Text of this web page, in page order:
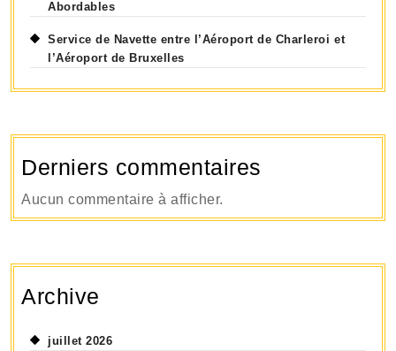
Abordables
Service de Navette entre l’Aéroport de Charleroi et
l’Aéroport de Bruxelles
Derniers commentaires
Aucun commentaire à afficher.
Archive
juillet 2026